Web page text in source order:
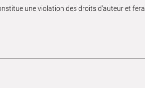
une violation des droits d’auteur et fera